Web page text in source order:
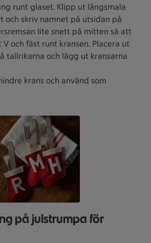
runt glaset. Klipp ut långsmala
och skriv namnet på utsidan på
lite snett på mitten så att
och fäst runt kransen. Placera ut
tallrikarna och lägg ut kransarna
krans och använd som
på julstrumpa för